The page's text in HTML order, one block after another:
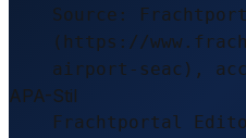
Source:
(https://
airport-seac),
APA-Stil
Frachtportal